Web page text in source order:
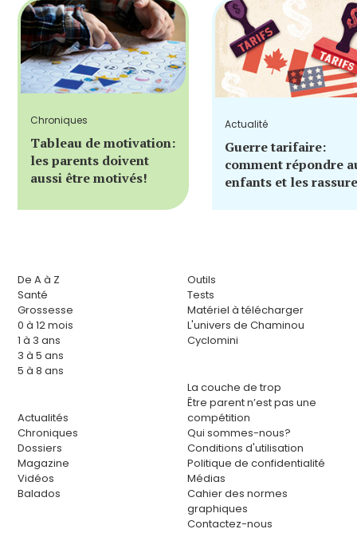
Chroniques
Tableau de motivation:
les parents doivent
aussi être motivés!
Actualité
Guerre tarifaire:
comment répondre
enfants et les
De A à Z
Santé
Grossesse
0 à 12 mois
1 à 3 ans
3 à 5 ans
5 à 8 ans
Actualités
Chroniques
Dossiers
Magazine
Vidéos
Balados
Outils
Tests
Matériel à télécharger
L'univers de Chaminou
Cyclomini
La couche de trop
Être parent n’est pas une
compétition
Qui sommes-nous?
Conditions d'utilisation
Politique de confidentialité
Médias
Cahier des normes
graphiques
Contactez-nous